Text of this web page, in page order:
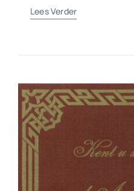
Lees Verder